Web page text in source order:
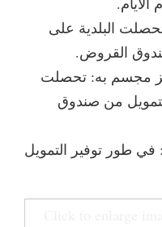
البلدية على
القروض.
مجسم به: تحصلت
للتمويل من صندوق
طور توفير التمويل